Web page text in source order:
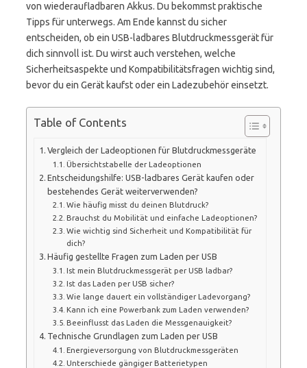
von wiederaufladbaren Akkus. Du bekommst praktische
Tipps für unterwegs. Am Ende kannst du sicher
entscheiden, ob ein USB-ladbares Blutdruckmessgerät für
dich sinnvoll ist. Du wirst auch verstehen, welche
Sicherheitsaspekte und Kompatibilitätsfragen wichtig sind,
bevor du ein Gerät kaufst oder ein Ladezubehör einsetzt.
Table of Contents
Vergleich der Ladeoptionen für Blutdruckmessgeräte
Übersichtstabelle der Ladeoptionen
Entscheidungshilfe: USB-ladbares Gerät kaufen oder
bestehendes Gerät weiterverwenden?
Wie häufig misst du deinen Blutdruck?
Brauchst du Mobilität und einfache Ladeoptionen?
Wie wichtig sind Sicherheit und Kompatibilität für
dich?
Häufig gestellte Fragen zum Laden per USB
Ist mein Blutdruckmessgerät per USB ladbar?
Ist das Laden per USB sicher?
Wie lange dauert ein vollständiger Ladevorgang?
Kann ich eine Powerbank zum Laden verwenden?
Beeinflusst das Laden die Messgenauigkeit?
Technische Grundlagen zum Laden per USB
Energieversorgung von Blutdruckmessgeräten
Unterschiede gängiger Batterietypen